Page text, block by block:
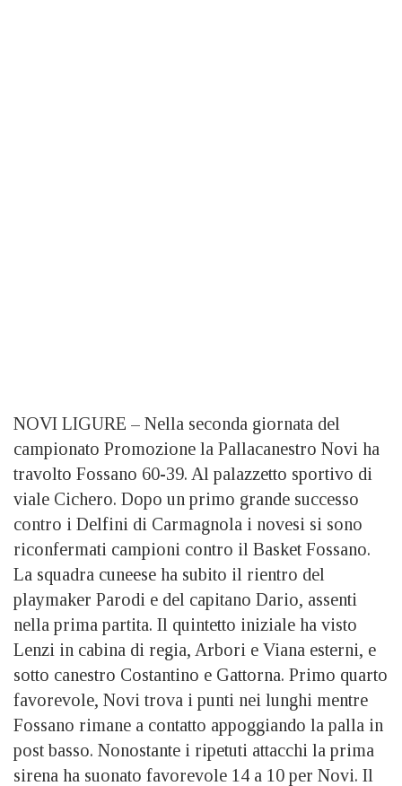
NOVI LIGURE – Nella seconda giornata del
campionato Promozione la Pallacanestro Novi ha
travolto Fossano 60-39. Al palazzetto sportivo di
viale Cichero. Dopo un primo grande successo
contro i Delfini di Carmagnola i novesi si sono
riconfermati campioni contro il Basket Fossano.
La squadra cuneese ha subito il rientro del
playmaker Parodi e del capitano Dario, assenti
nella prima partita. Il quintetto iniziale ha visto
Lenzi in cabina di regia, Arbori e Viana esterni, e
sotto canestro Costantino e Gattorna. Primo quarto
favorevole, Novi trova i punti nei lunghi mentre
Fossano rimane a contatto appoggiando la palla in
post basso. Nonostante i ripetuti attacchi la prima
sirena ha suonato favorevole 14 a 10 per Novi. Il